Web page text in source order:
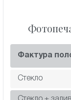
Фактура
Стекло